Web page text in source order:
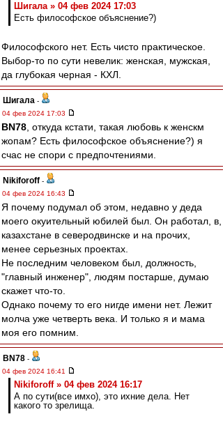
Шигала » 04 фев 2024 17:03
Есть философское объяснение?)
Философского нет. Есть чисто практическое.
Выбор-то по сути невелик: женская, мужская,
да глубокая черная - КХЛ.
Шигала -
04 фев 2024 17:03
BN78 , откуда кстати, такая любовь к женскм
жопам? Есть философское объяснение?) я
счас не спори с предпочтениями.
Nikiforoff -
04 фев 2024 16:43
Я почему подумал об этом, недавно у деда
моего окуительный юбилей был. Он работал, в,
казахстане в северодвинске и на прочих,
менее серьезных проектах.
Не последним человеком был, должность,
"главный инженер", людям постарше, думаю
скажет что-то.
Однако почему то его нигде имени нет. Лежит
молча уже четверть века. И только я и мама
моя его помним.
BN78 -
04 фев 2024 16:41
Nikiforoff » 04 фев 2024 16:17
А по сути(все имхо), это ихние дела. Нет
какого то зрелища.